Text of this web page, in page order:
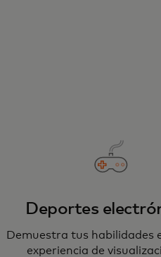
Deportes
Demuestra tus habilidades
experiencia de